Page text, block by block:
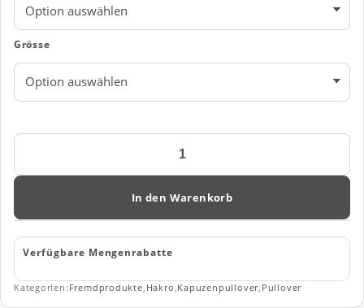
Grösse
HAKRO
Tecjacke
873
In den Warenkorb
Verfügbare Mengenrabatte
Kategorien: Fremdprodukte, Hakro,Kapuzenpullover, Pullover